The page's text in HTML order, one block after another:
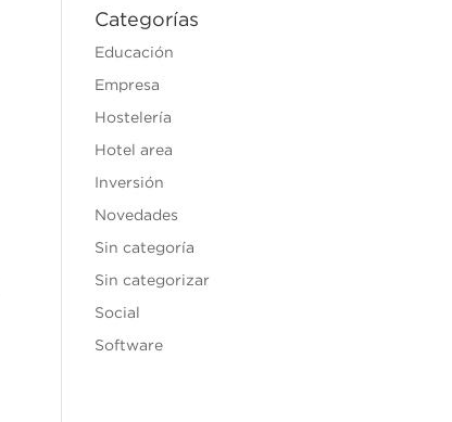
Categorías
Educación
Empresa
Hostelería
Hotel area
Inversión
Novedades
Sin categoría
Sin categorizar
Social
Software